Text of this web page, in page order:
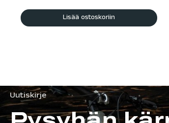
Lisää ostoskoriin
Uutiskirje